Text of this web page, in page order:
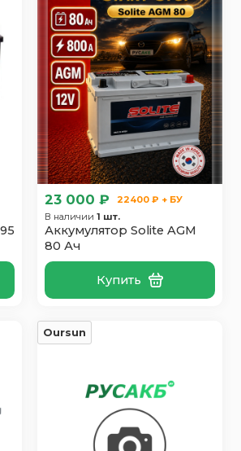
23 000 ₽
22400 ₽ + БУ
В наличии 1 шт.
Аккумулятор Solite AGM
80 Ач
Купить
Oursun